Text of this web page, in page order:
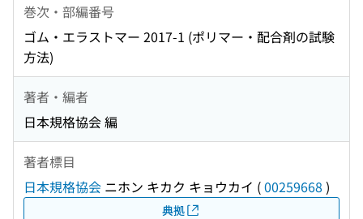
巻次・部編番号
ゴム・エラストマー 2017-1 (ポリマー・配合剤の試験
方法)
著者・編者
日本規格協会 編
著者標目
日本規格協会 ニホン キカク キョウカイ (00259668 )
典拠